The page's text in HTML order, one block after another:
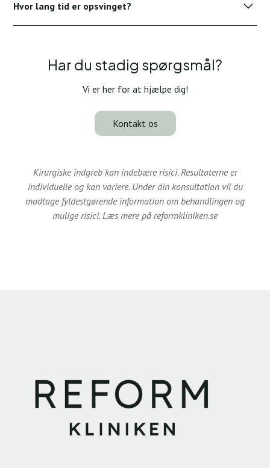
diskrete som muligt. Arene falmer normalt over tid med
Hvor lang tid er opsvinget?
Har du stadig spørgsmål?
Vi er her for at hjælpe dig!
Kontakt os
Kirurgiske indgreb kan indebære risici. Resultaterne er
individuelle og kan variere. Under din konsultation vil du
modtage fyldestgørende information om behandlingen og
mulige risici. Læs mere på reformkliniken.se